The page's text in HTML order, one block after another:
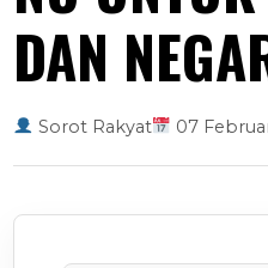
DAN
Sorot Rakyat 07